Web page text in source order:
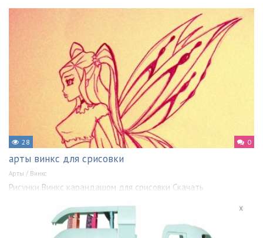
28 0
арты винкс для срисовки
Арты / Винкс
Рисунки Винкс карандашом для срисовки Скачать